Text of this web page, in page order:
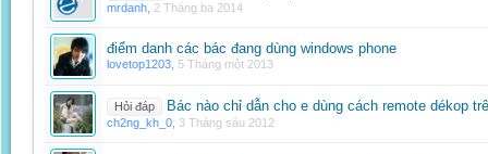
mrdanh 2 Tháng ba 2014
điểm danh các bác đang dùng windows phone
lovetop1203 5 Tháng một 2013
Hỏi đáp Bác nào chỉ dẫn cho e dùng cách remote dékop
ch2ng_kh_0 3 Tháng sáu 2012